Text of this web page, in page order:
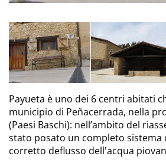
Payueta è uno dei 6 centri abitati
municipio di Peñacerrada, nella
(Paesi Baschi): nell’ambito del
stato posato un completo sistema
corretto deflusso dell'acqua